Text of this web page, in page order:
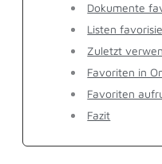
Dokumente
Listen
Zuletzt
Favoriten in
Favoriten
Fazit